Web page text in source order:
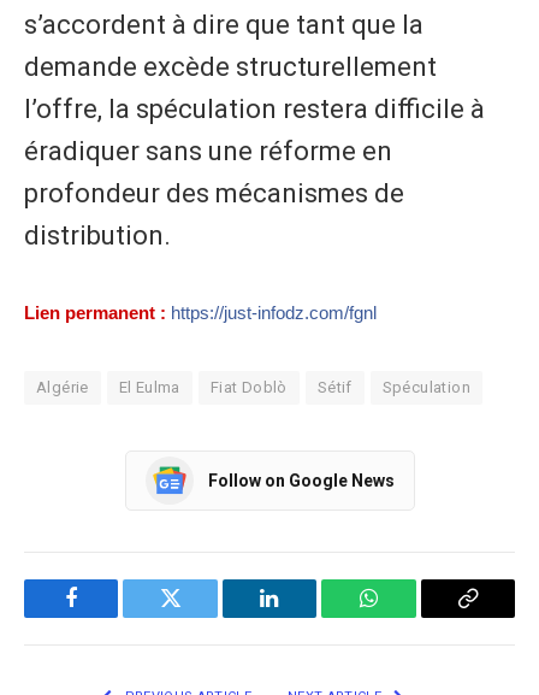
s’accordent à dire que tant que la
demande excède structurellement
l’offre, la spéculation restera difficile à
éradiquer sans une réforme en
profondeur des mécanismes de
distribution.
Lien permanent : https://just-infodz.com/fgnl
Algérie El Eulma Fiat Doblò Sétif Spéculation
Follow on Google News
Facebook Twitter LinkedIn WhatsApp Copy